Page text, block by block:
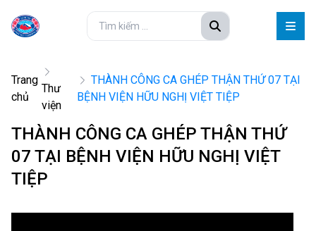
Trang
chủ
Thư
viện
THÀNH CÔNG CA GHÉP THẬN THỨ 07 TẠI
BỆNH VIỆN HỮU NGHỊ VIỆT TIỆP
THÀNH CÔNG CA GHÉP THẬN THỨ
07 TẠI BỆNH VIỆN HỮU NGHỊ VIỆT
TIỆP